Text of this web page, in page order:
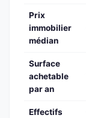
Prix
immobilier
médian
Surface
achetable
par an
Effectifs